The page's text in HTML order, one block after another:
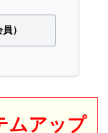
）
ムアップ